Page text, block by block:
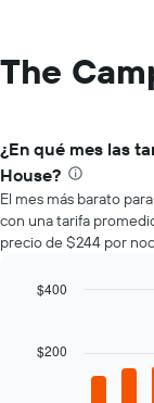
The
¿En qué mes las
House?
El mes más barato
con una tarifa
precio de $244 por
with
$200
$400